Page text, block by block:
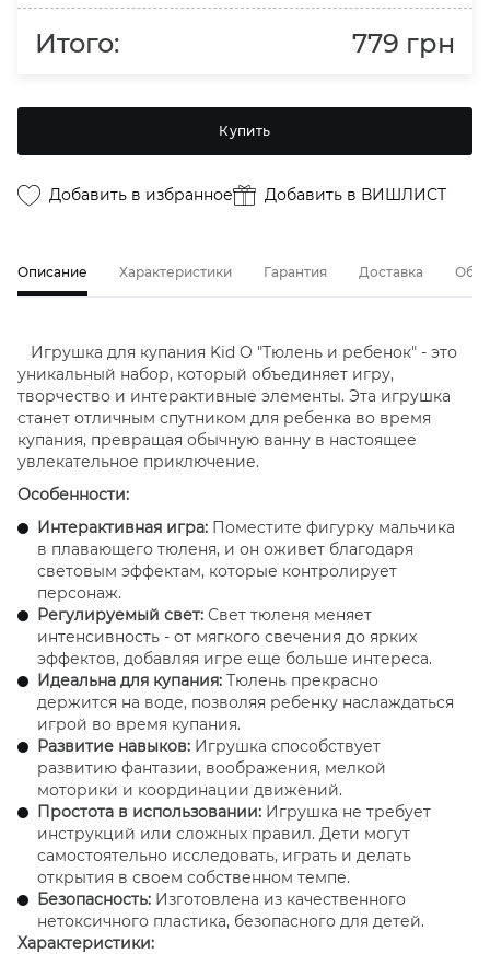
Итого: 779 грн
Купить
Добавить в избранное Добавить в ВИШЛИСТ
Описание Характеристики Гарантия Доставка
Игрушка для купания Kid O "Тюлень и ребенок" - это
уникальный набор, который объединяет игру,
творчество и интерактивные элементы. Эта игрушка
станет отличным спутником для ребенка во время
купания, превращая обычную ванну в настоящее
увлекательное приключение.
Особенности:
Интерактивная игра: Поместите фигурку мальчика
в плавающего тюленя, и он оживет благодаря
световым эффектам, которые контролирует
персонаж.
Регулируемый свет: Свет тюленя меняет
интенсивность - от мягкого свечения до ярких
эффектов, добавляя игре еще больше интереса.
Идеальна для купания: Тюлень прекрасно
держится на воде, позволяя ребенку наслаждаться
игрой во время купания.
Развитие навыков: Игрушка способствует
развитию фантазии, воображения, мелкой
моторики и координации движений.
Простота в использовании: Игрушка не требует
инструкций или сложных правил. Дети могут
самостоятельно исследовать, играть и делать
открытия в своем собственном темпе.
Безопасность: Изготовлена из качественного
нетоксичного пластика, безопасного для детей.
Характеристики: